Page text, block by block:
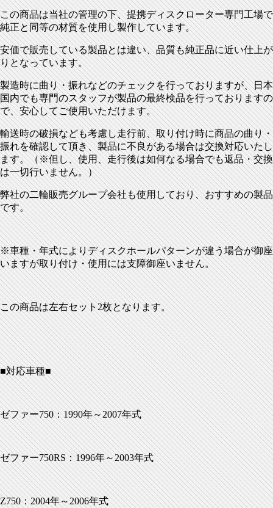
この商品は当社の管理の下、提携ディスクローター専門工場で
純正と同等の材質を使用し製作しています。
安価で販売している製品とは違い、品質も純正品に近い仕上が
りとなっています。
製造時に曲り・振れなどのチェックを行っておりますが、日本
国内でも専門のスタッフが製品の最終検品を行っておりますの
で、安心してご使用いただけます。
輸送時の破損なども考慮し走行前、取り付け時に商品の曲り・
振れを確認して頂き、製品に不良がある場合は交換対応いたし
ます。（※但し、使用、走行後は如何なる場合でも返品・交換
は一切行いません。）
弊社の二輪販売グループ会社も使用しており、おすすめの製品
です。
※車種・年式によりディスクホールパターンが違う場合が御座
いますが取り付け・使用には支障御座いません。
この商品は左右セット2枚となります。
■対応車種■
ゼファー750：1990年～2007年式
ゼファー750RS：1996年～2003年式
Z750：2004年～2006年式